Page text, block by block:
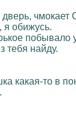
я обижусь.
побывало
тебя найду.
какая-то в